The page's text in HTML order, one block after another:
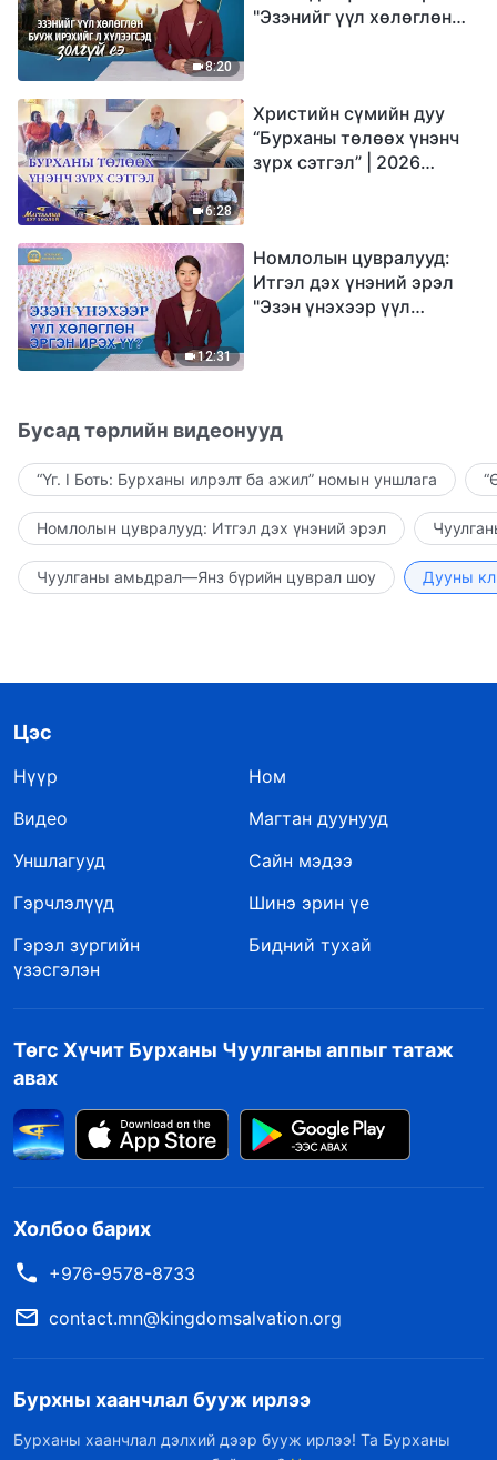
8:20
"Эзэнийг үүл хөлөглөн
6:28
Христийн сүмийн дуу
“Бурханы төлөөх үнэнч
зүрх сэтгэл” | 2026
12:31
Номлолын цувралууд:
Итгэл дэх үнэний эрэл
"Эзэн үнэхээр үүл
Бусад төрлийн видеонууд
“Үг. I Боть: Бурханы илрэлт ба ажил” номын уншлага
Номлолын цувралууд: Итгэл дэх үнэний эрэл
Чуулганы амьдрал—Янз бүрийн цуврал шоу Дууны
Цэс
Нүүр
Ном
Видео
Магтан дуунууд
Уншлагууд
Сайн мэдээ
Гэрчлэлүүд
Шинэ эрин үе
Гэрэл зургийн
үзэсгэлэн
Бидний тухай
Төгс Хүчит Бурханы Чуулганы аппыг татаж
авах
Холбоо барих
+976-9578-8733
contact.mn@kingdomsalvation.org
Бурхны хаанчлал бууж ирлээ
Бурханы хаанчлал дэлхий дээр бууж ирлээ! Та Бурханы